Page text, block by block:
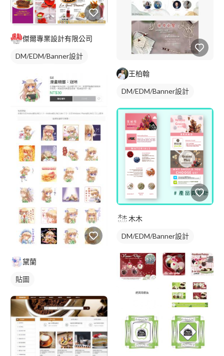
傑爾專業設計有限公司
DM/EDM/Banner設計
黛蘭
貼圖
王柏翰
DM/EDM/Banner設計
木木
DM/EDM/Banner設計